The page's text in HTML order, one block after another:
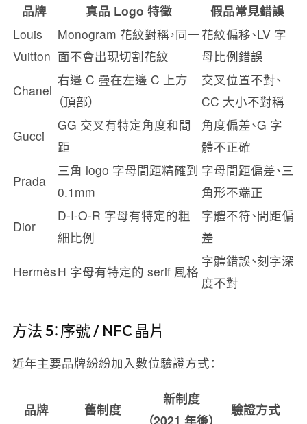
品牌 真品 Logo 特徵
假品常見錯誤
Louis
Vuitton
Monogram 花紋對稱，同一
面不會出現切割花紋
花紋偏移、LV 字
母比例錯誤
Chanel
右邊 C 疊在左邊 C 上方
（頂部）
交叉位置不對、
CC 大小不對稱
Gucci
GG 交叉有特定角度和間
距
角度偏差、G 字
體不正確
Prada
三角 logo 字母間距精確到
0.1mm
字母間距偏差、三
角形不端正
Dior
D-I-O-R 字母有特定的粗
細比例
字體不符、間距偏
差
HermèsH 字母有特定的 serif 風格
字體錯誤、刻字深
度不對
方法 5：序號 / NFC 晶片
近年主要品牌紛紛加入數位驗證方式：
品牌 舊制度
新制度
（2021 年後）
驗證方式